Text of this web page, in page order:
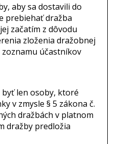
aby sa dostavili do
prebiehať dražba
začatím z dôvodu
zloženia dražobnej
zoznamu účastníkov
len osoby, ktoré
v zmysle § 5 zákona č.
dražbách v platnom
dražby predložia